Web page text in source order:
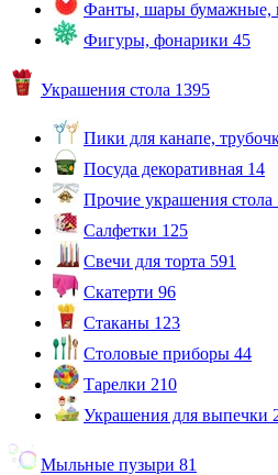
Фанты, шары бумажные,
Фигуры, фонарики 45
Украшения стола 1395
Пики для канапе,
Посуда декоративная 14
Прочие украшения стола
Салфетки 125
Свечи для торта 591
Скатерти 96
Стаканы 123
Столовые приборы 44
Тарелки 210
Украшения для выпечки
Мыльные пузыри 81